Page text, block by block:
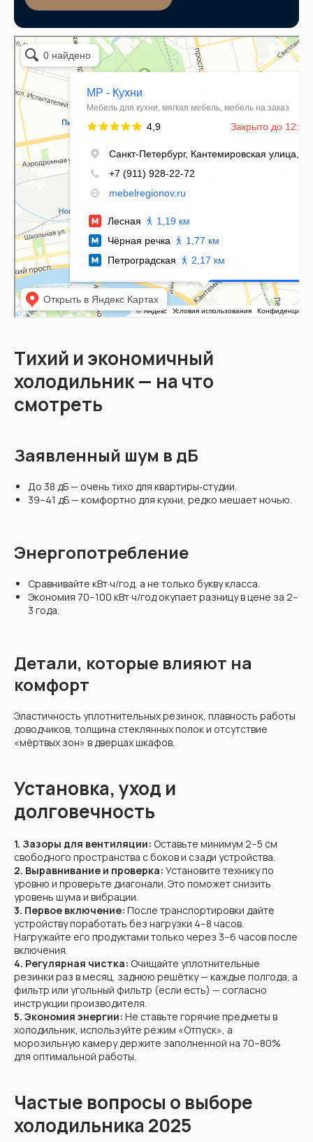
Мебель регионов
Магазин мебели в Санкт‑Петербурге
Мягкая мебель в Санкт‑Петербурге
Тихий и экономичный
холодильник — на что
смотреть
Заявленный шум в дБ
До 38 дБ — очень тихо для квартиры‑студии.
39–41 дБ — комфортно для кухни, редко мешает ночью.
Энергопотребление
Сравнивайте кВт·ч/год, а не только букву класса.
Экономия 70–100 кВт·ч/год окупает разницу в цене за 2–
3 года.
Детали, которые влияют на
комфорт
Эластичность уплотнительных резинок, плавность работы
доводчиков, толщина стеклянных полок и отсутствие
«мёртвых зон» в дверцах шкафов.
Установка, уход и
долговечность
1. Зазоры для вентиляции: Оставьте минимум 2–5 см
свободного пространства с боков и сзади устройства.
2. Выравнивание и проверка: Установите технику по
уровню и проверьте диагонали. Это поможет снизить
уровень шума и вибрации.
3. Первое включение: После транспортировки дайте
устройству поработать без нагрузки 4–8 часов.
Нагружайте его продуктами только через 3–6 часов после
включения.
4. Регулярная чистка: Очищайте уплотнительные
резинки раз в месяц, заднюю решётку — каждые полгода, а
фильтр или угольный фильтр (если есть) — согласно
инструкции производителя.
5. Экономия энергии: Не ставьте горячие предметы в
холодильник, используйте режим «Отпуск», а
морозильную камеру держите заполненной на 70–80%
для оптимальной работы.
Частые вопросы о выборе
холодильника 2025